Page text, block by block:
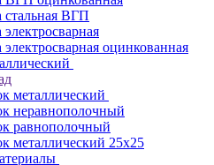
стальная ВГП
электросварная
электросварная оцинкованная
металлический
неравнополочный
равнополочный
металлический 25х25